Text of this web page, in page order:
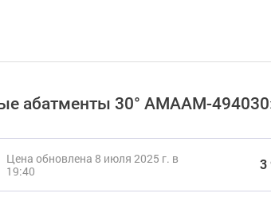
абатменты 30° AMAAM-
Цена обновлена 8 июля 2025 г. в
19:40
3